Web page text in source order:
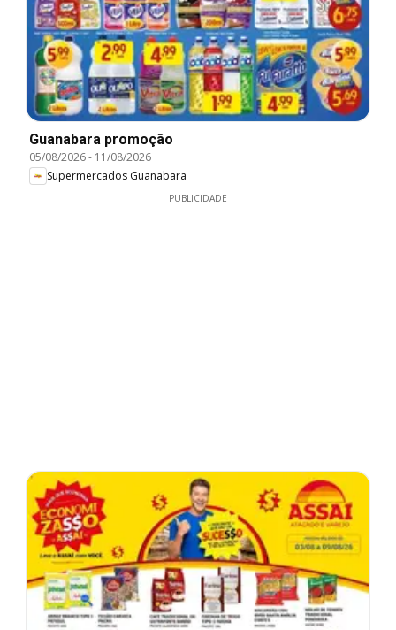
Guanabara promoção
05/08/2026- 11/08/2026
Supermercados Guanabara
PUBLICIDADE